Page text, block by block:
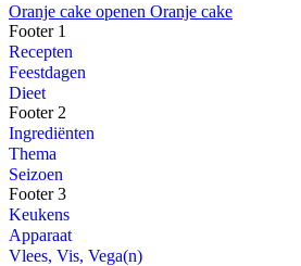
Oranje cake openen Oranje cake
Footer 1
Recepten
Feestdagen
Dieet
Footer 2
Ingrediënten
Thema
Seizoen
Footer 3
Keukens
Apparaat
Vlees, Vis, Vega(n)